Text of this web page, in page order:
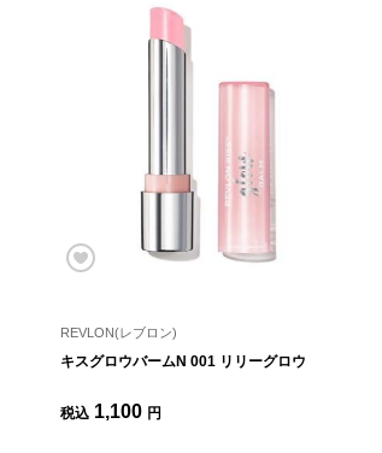
REVLON(レブロン)
キスグロウバームN 001 リリーグロウ
税込 1,100 円